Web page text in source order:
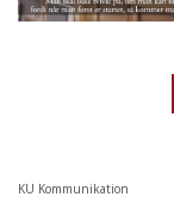
KU Kommunikation